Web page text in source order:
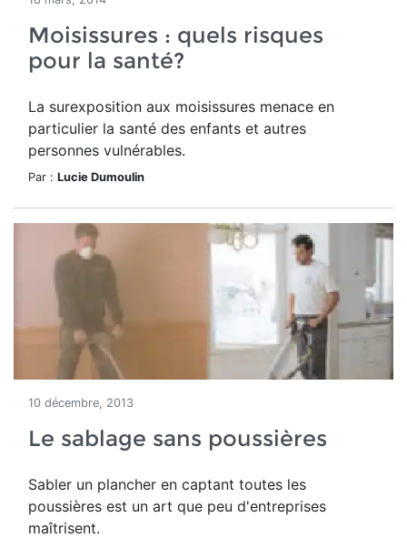
Moisissures : quels risques
pour la santé?
La surexposition aux moisissures menace en
particulier la santé des enfants et autres
personnes vulnérables.
Par : Lucie Dumoulin
10 décembre, 2013
Le sablage sans poussières
Sabler un plancher en captant toutes les
poussières est un art que peu d'entreprises
maîtrisent.